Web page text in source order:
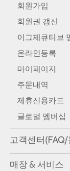
회원가입
회원권 갱신
이그제큐티브
온라인등록
마이페이지
주문내역
제휴신용카드
글로벌 멤버십
고객센터
매장 & 서비스